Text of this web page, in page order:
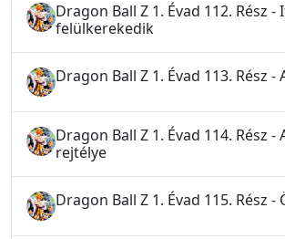
Dragon Ball Z 1. Évad 112. Rész -
felülkerekedik
Dragon Ball Z 1. Évad 113. Rész -
Dragon Ball Z 1. Évad 114. Rész -
rejtélye
Dragon Ball Z 1. Évad 115. Rész